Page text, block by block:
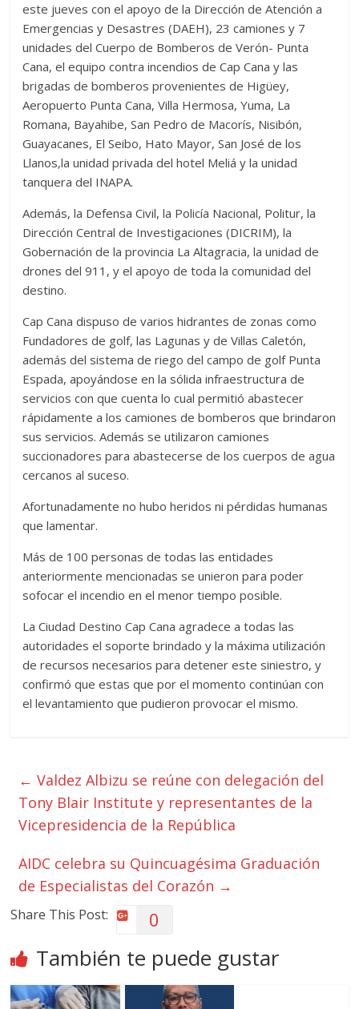
este jueves con el apoyo de la Dirección de Atención a
Emergencias y Desastres (DAEH), 23 camiones y 7
unidades del Cuerpo de Bomberos de Verón- Punta
Cana, el equipo contra incendios de Cap Cana y las
brigadas de bomberos provenientes de Higüey,
Aeropuerto Punta Cana, Villa Hermosa, Yuma, La
Romana, Bayahibe, San Pedro de Macorís, Nisibón,
Guayacanes, El Seibo, Hato Mayor, San José de los
Llanos,la unidad privada del hotel Meliá y la unidad
tanquera del INAPA.
Además, la Defensa Civil, la Policía Nacional, Politur, la
Dirección Central de Investigaciones (DICRIM), la
Gobernación de la provincia La Altagracia, la unidad de
drones del 911, y el apoyo de toda la comunidad del
destino.
Cap Cana dispuso de varios hidrantes de zonas como
Fundadores de golf, las Lagunas y de Villas Caletón,
además del sistema de riego del campo de golf Punta
Espada, apoyándose en la sólida infraestructura de
servicios con que cuenta lo cual permitió abastecer
rápidamente a los camiones de bomberos que brindaron
sus servicios. Además se utilizaron camiones
succionadores para abastecerse de los cuerpos de agua
cercanos al suceso.
Afortunadamente no hubo heridos ni pérdidas humanas
que lamentar.
Más de 100 personas de todas las entidades
anteriormente mencionadas se unieron para poder
sofocar el incendio en el menor tiempo posible.
La Ciudad Destino Cap Cana agradece a todas las
autoridades el soporte brindado y la máxima utilización
de recursos necesarios para detener este siniestro, y
confirmó que estas que por el momento continúan con
el levantamiento que pudieron provocar el mismo.
← Valdez Albizu se reúne con delegación del
Tony Blair Institute y representantes de la
Vicepresidencia de la República
AIDC celebra su Quincuagésima Graduación
de Especialistas del Corazón →
Share This Post: 0
También te puede gustar